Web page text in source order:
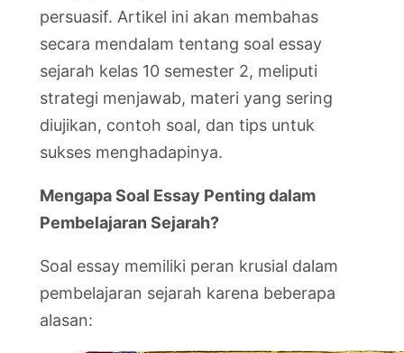
persuasif. Artikel ini akan membahas
secara mendalam tentang soal essay
sejarah kelas 10 semester 2, meliputi
strategi menjawab, materi yang sering
diujikan, contoh soal, dan tips untuk
sukses menghadapinya.
Mengapa Soal Essay Penting dalam
Pembelajaran Sejarah?
Soal essay memiliki peran krusial dalam
pembelajaran sejarah karena beberapa
alasan: